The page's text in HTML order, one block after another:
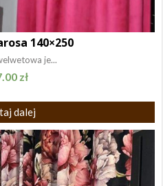
140×250
je...
zł
dalej